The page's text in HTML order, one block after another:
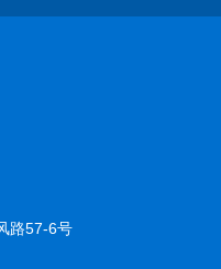
路57-6号